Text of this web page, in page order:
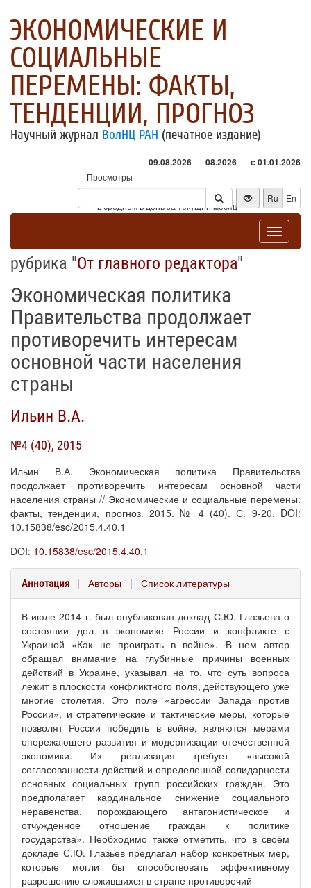
ЭКОНОМИЧЕСКИЕ И
СОЦИАЛЬНЫЕ
ПЕРЕМЕНЫ: ФАКТЫ,
ТЕНДЕНЦИИ, ПРОГНОЗ
Научный журнал ВолНЦ РАН (печатное издание)
09.08.2026 08.2026 с 01.01.2026
Просмотры
Посетители
* - в среднем в день за текущий месяц
Ru En
Toggle
рубрика "От главного редактора"
Экономическая политика
Правительства продолжает
противоречить интересам
основной части населения
страны
Ильин В.А.
№4 (40), 2015
Ильин В.А. Экономическая политика Правительства
продолжает противоречить интересам основной части
населения страны // Экономические и социальные перемены:
факты, тенденции, прогноз. 2015. № 4 (40). С. 9-20. DOI:
10.15838/esc/2015.4.40.1
DOI: 10.15838/esc/2015.4.40.1
Аннотация | Авторы | Список литературы
В июле 2014 г. был опубликован доклад С.Ю. Глазьева о
состоянии дел в экономике России и конфликте с
Украиной «Как не проиграть в войне». В нем автор
обращал внимание на глубинные причины военных
действий в Украине, указывал на то, что суть вопроса
лежит в плоскости конфликтного поля, действующего уже
многие столетия. Это поле «агрессии Запада против
России», и стратегические и тактические меры, которые
позволят России победить в войне, являются мерами
опережающего развития и модернизации отечественной
экономики. Их реализация требует «высокой
согласованности действий и определенной солидарности
основных социальных групп российских граждан. Это
предполагает кардинальное снижение социального
неравенства, порождающего антагонистическое и
отчужденное отношение граждан к политике
государства». Необходимо также отметить, что в своём
докладе С.Ю. Глазьев предлагал набор конкретных мер,
которые могли бы способствовать эффективному
разрешению сложившихся в стране противоречий